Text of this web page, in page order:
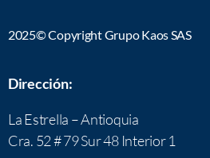
2025© Copyright Grupo Kaos SAS
Dirección:
La Estrella – Antioquia
Cra. 52 # 79 Sur 48 Interior 1